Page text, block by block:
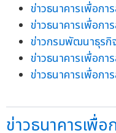
ข่าวธนาคารเพื่อกา
ข่าวธนาคารเพื่อกา
ข่าวกรมพัฒนาธุรกิ
ข่าวธนาคารเพื่อกา
ข่าวธนาคารเพื่อกา
ข่าวธนาคารเพื่อ